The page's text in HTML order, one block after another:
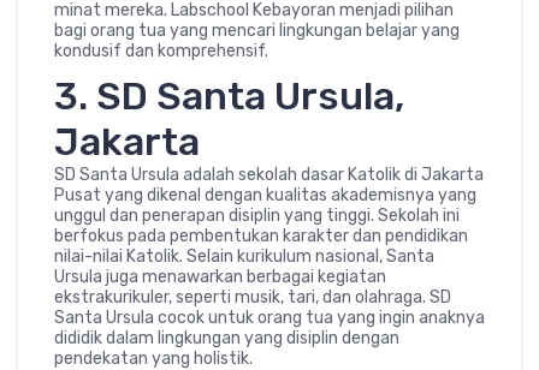
minat mereka. Labschool Kebayoran menjadi pilihan
bagi orang tua yang mencari lingkungan belajar yang
kondusif dan komprehensif.
3. SD Santa Ursula,
Jakarta
SD Santa Ursula adalah sekolah dasar Katolik di Jakarta
Pusat yang dikenal dengan kualitas akademisnya yang
unggul dan penerapan disiplin yang tinggi. Sekolah ini
berfokus pada pembentukan karakter dan pendidikan
nilai-nilai Katolik. Selain kurikulum nasional, Santa
Ursula juga menawarkan berbagai kegiatan
ekstrakurikuler, seperti musik, tari, dan olahraga. SD
Santa Ursula cocok untuk orang tua yang ingin anaknya
dididik dalam lingkungan yang disiplin dengan
pendekatan yang holistik.